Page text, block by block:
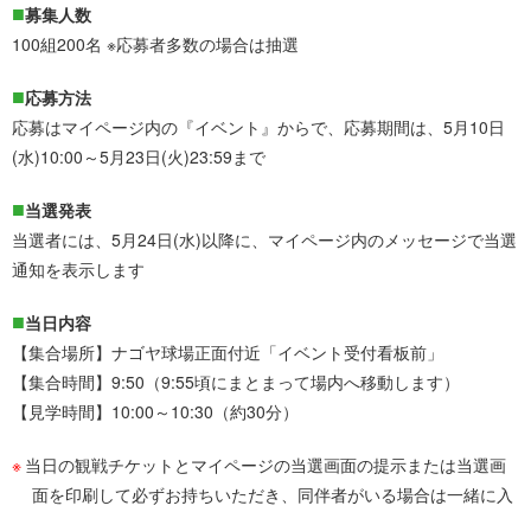
募集人数
100組200名 ※応募者多数の場合は抽選
応募方法
応募はマイページ内の『イベント』からで、応募期間は、5月10日
(水)10:00～5月23日(火)23:59まで
当選発表
当選者には、5月24日(水)以降に、マイページ内のメッセージで当選
通知を表示します
当日内容
【集合場所】ナゴヤ球場正面付近「イベント受付看板前」
【集合時間】9:50（9:55頃にまとまって場内へ移動します）
【見学時間】10:00～10:30（約30分）
当日の観戦チケットとマイページの当選画面の提示または当選画
面を印刷して必ずお持ちいただき、同伴者がいる場合は一緒に入